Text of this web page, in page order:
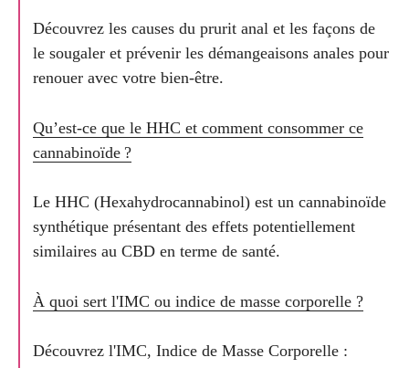
Découvrez les causes du prurit anal et les façons de
le sougaler et prévenir les démangeaisons anales pour
renouer avec votre bien-être.
Qu’est-ce que le HHC et comment consommer ce
cannabinoïde ?
Le HHC (Hexahydrocannabinol) est un cannabinoïde
synthétique présentant des effets potentiellement
similaires au CBD en terme de santé.
À quoi sert l'IMC ou indice de masse corporelle ?
Découvrez l'IMC, Indice de Masse Corporelle :